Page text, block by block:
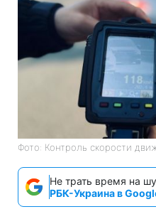
Фото: Контроль скорости
Не трать время на
РБК-Украина в